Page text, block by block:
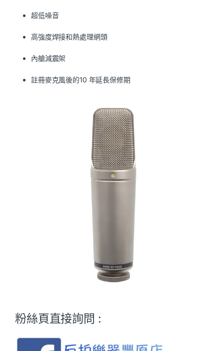
超低噪音
高強度焊接和熱處理網頭
內艙減震架
註冊麥克風後的10 年延長保修期
粉絲頁直接詢問 :